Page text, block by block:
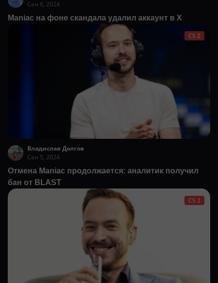
Сен 6, 2024
Maniac на фоне скандала удалил аккаунт в X
CS 2
Владислав Долгов
Сен 5, 2024
Отмена Maniac продолжается: аналитик получил
бан от BLAST
CS 2